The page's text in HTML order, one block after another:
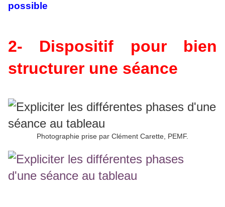
possible
2- Dispositif pour bien
structurer une séance
Photographie prise par Clément Carette, PEMF.